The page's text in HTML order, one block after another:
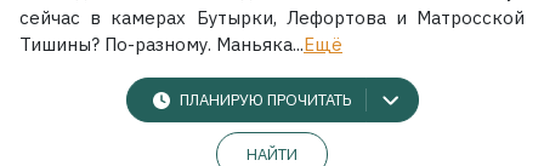
сейчас в камерах Бутырки, Лефортова и Матросской
Тишины? По-разному. Маньяка...Ещё
ПЛАНИРУЮ ПРОЧИТАТЬ
НАЙТИ